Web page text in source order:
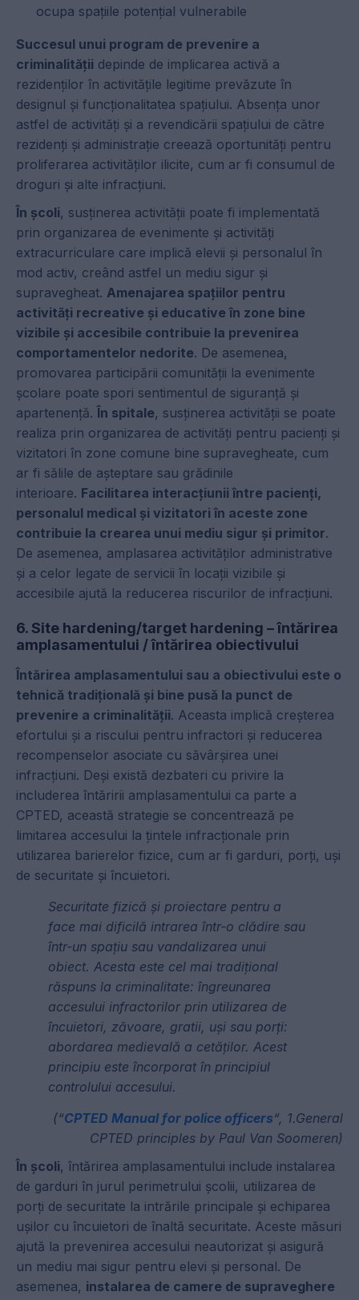
ocupa spațiile potențial vulnerabile
Succesul unui program de prevenire a
criminalității depinde de implicarea activă a
rezidenților în activitățile legitime prevăzute în
designul și funcționalitatea spațiului. Absența unor
astfel de activități și a revendicării spațiului de către
rezidenți și administrație creează oportunități pentru
proliferarea activităților ilicite, cum ar fi consumul de
droguri și alte infracțiuni.
În școli, susținerea activității poate fi implementată
prin organizarea de evenimente și activități
extracurriculare care implică elevii și personalul în
mod activ, creând astfel un mediu sigur și
supravegheat. Amenajarea spațiilor pentru
activități recreative și educative în zone bine
vizibile și accesibile contribuie la prevenirea
comportamentelor nedorite. De asemenea,
promovarea participării comunității la evenimente
școlare poate spori sentimentul de siguranță și
apartenență. În spitale, susținerea activității se poate
realiza prin organizarea de activități pentru pacienți și
vizitatori în zone comune bine supravegheate, cum
ar fi sălile de așteptare sau grădinile
interioare. Facilitarea interacțiunii între pacienți,
personalul medical și vizitatori în aceste zone
contribuie la crearea unui mediu sigur și primitor.
De asemenea, amplasarea activităților administrative
și a celor legate de servicii în locații vizibile și
accesibile ajută la reducerea riscurilor de infracțiuni.
6. Site hardening/target hardening – întărirea
amplasamentului / întărirea obiectivului
Întărirea amplasamentului sau a obiectivului este o
tehnică tradițională și bine pusă la punct de
prevenire a criminalității. Aceasta implică creșterea
efortului și a riscului pentru infractori și reducerea
recompenselor asociate cu săvârșirea unei
infracțiuni. Deși există dezbateri cu privire la
includerea întăririi amplasamentului ca parte a
CPTED, această strategie se concentrează pe
limitarea accesului la țintele infracționale prin
utilizarea barierelor fizice, cum ar fi garduri, porți, uși
de securitate și încuietori.
Securitate fizică și proiectare pentru a
face mai dificilă intrarea într-o clădire sau
într-un spațiu sau vandalizarea unui
obiect. Acesta este cel mai tradițional
răspuns la criminalitate: îngreunarea
accesului infractorilor prin utilizarea de
încuietori, zăvoare, gratii, uși sau porți:
abordarea medievală a cetăților. Acest
principiu este încorporat în principiul
controlului accesului.
(“CPTED Manual for police officers“, 1.General
CPTED principles by Paul Van Soomeren)
În școli, întărirea amplasamentului include instalarea
de garduri în jurul perimetrului școlii, utilizarea de
porți de securitate la intrările principale și echiparea
ușilor cu încuietori de înaltă securitate. Aceste măsuri
ajută la prevenirea accesului neautorizat și asigură
un mediu mai sigur pentru elevi și personal. De
asemenea, instalarea de camere de supraveghere